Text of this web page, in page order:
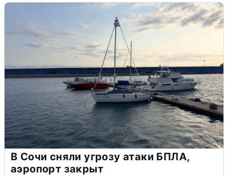
В Сочи сняли угрозу атаки БПЛА,
аэропорт закрыт